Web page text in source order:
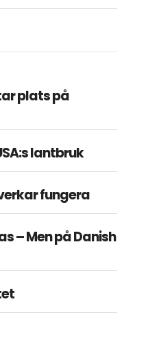
plats på
lantbruk
fungera
– Men på Danish